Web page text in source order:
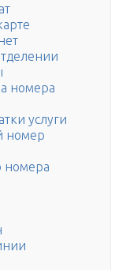
номера
услуги
номер
номера